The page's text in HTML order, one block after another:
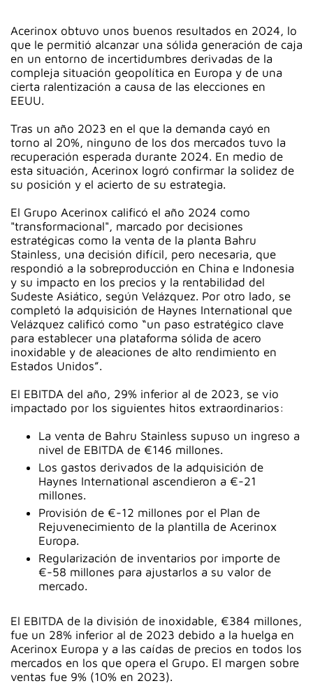
Acerinox obtuvo unos buenos resultados en 2024, lo
que le permitió alcanzar una sólida generación de caja
en un entorno de incertidumbres derivadas de la
compleja situación geopolítica en Europa y de una
cierta ralentización a causa de las elecciones en
EEUU.
Tras un año 2023 en el que la demanda cayó en
torno al 20%, ninguno de los dos mercados tuvo la
recuperación esperada durante 2024. En medio de
esta situación, Acerinox logró confirmar la solidez de
su posición y el acierto de su estrategia.
El Grupo Acerinox calificó el año 2024 como
"transformacional", marcado por decisiones
estratégicas como la venta de la planta Bahru
Stainless, una decisión difícil, pero necesaria, que
respondió a la sobreproducción en China e Indonesia
y su impacto en los precios y la rentabilidad del
Sudeste Asiático, según Velázquez. Por otro lado, se
completó la adquisición de Haynes International que
Velázquez calificó como “un paso estratégico clave
para establecer una plataforma sólida de acero
inoxidable y de aleaciones de alto rendimiento en
Estados Unidos”.
El EBITDA del año, 29% inferior al de 2023, se vio
impactado por los siguientes hitos extraordinarios:
La venta de Bahru Stainless supuso un ingreso a
nivel de EBITDA de €146 millones.
Los gastos derivados de la adquisición de
Haynes International ascendieron a €-21
millones.
Provisión de €-12 millones por el Plan de
Rejuvenecimiento de la plantilla de Acerinox
Europa.
Regularización de inventarios por importe de
€-58 millones para ajustarlos a su valor de
mercado.
El EBITDA de la división de inoxidable, €384 millones,
fue un 28% inferior al de 2023 debido a la huelga en
Acerinox Europa y a las caídas de precios en todos los
mercados en los que opera el Grupo. El margen sobre
ventas fue 9% (10% en 2023).